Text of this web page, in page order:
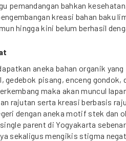
pemandangan bahkan
kreasi bahan baku
hingga kini belum berhasil
aneka bahan organik
gedebok pisang, enceng gondok,
maka akan muncul
rajutan serta kreasi berbasis
dengan aneka motif stek dan
parent di Yogyakarta
sekaligus mengikis stigma